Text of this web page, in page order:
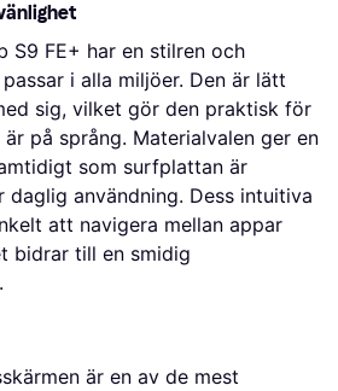
S9 FE+ har en stilren och
i alla miljöer. Den är lätt
sig, vilket gör den praktisk för
på språng. Materialvalen ger en
som surfplattan är
användning. Dess intuitiva
att navigera mellan appar
bidrar till en smidig
är en av de mest